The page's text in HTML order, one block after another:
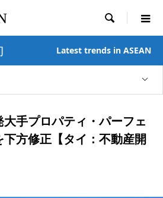

Latest trends in ASEAN
手プロパティ・パーフェ
方修正【タイ：不動産開